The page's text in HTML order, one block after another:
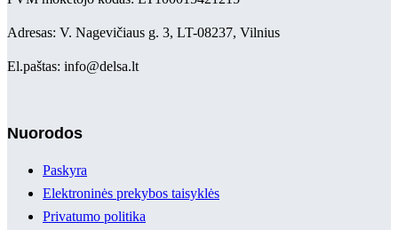
Adresas: V. Nagevičiaus g. 3, LT-08237, Vilnius
El.paštas: info@delsa.lt
Nuorodos
Paskyra
Elektroninės prekybos taisyklės
Privatumo politika